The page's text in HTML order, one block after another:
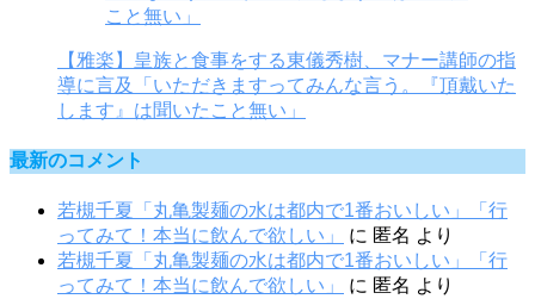
【雅楽】皇族と食事をする東儀秀樹、マナー講師の指
導に言及「いただきますってみんな言う。『頂戴いた
します』は聞いたこと無い」
最新のコメント
若槻千夏「丸亀製麺の水は都内で1番おいしい」「行
ってみて！本当に飲んで欲しい」
に 匿名 より
若槻千夏「丸亀製麺の水は都内で1番おいしい」「行
ってみて！本当に飲んで欲しい」
に 匿名 より